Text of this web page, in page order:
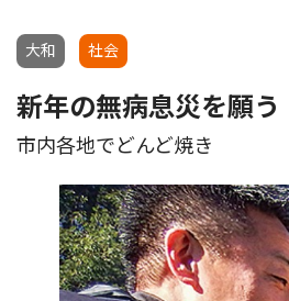
大和 社会
新年の無病息災を願う
市内各地でどんど焼き